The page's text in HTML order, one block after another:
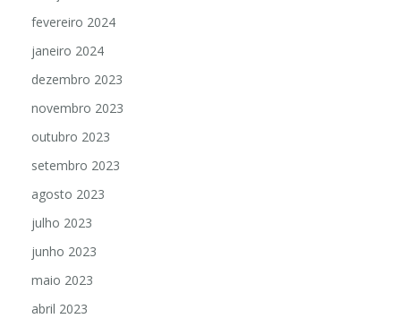
fevereiro 2024
janeiro 2024
dezembro 2023
novembro 2023
outubro 2023
setembro 2023
agosto 2023
julho 2023
junho 2023
maio 2023
abril 2023